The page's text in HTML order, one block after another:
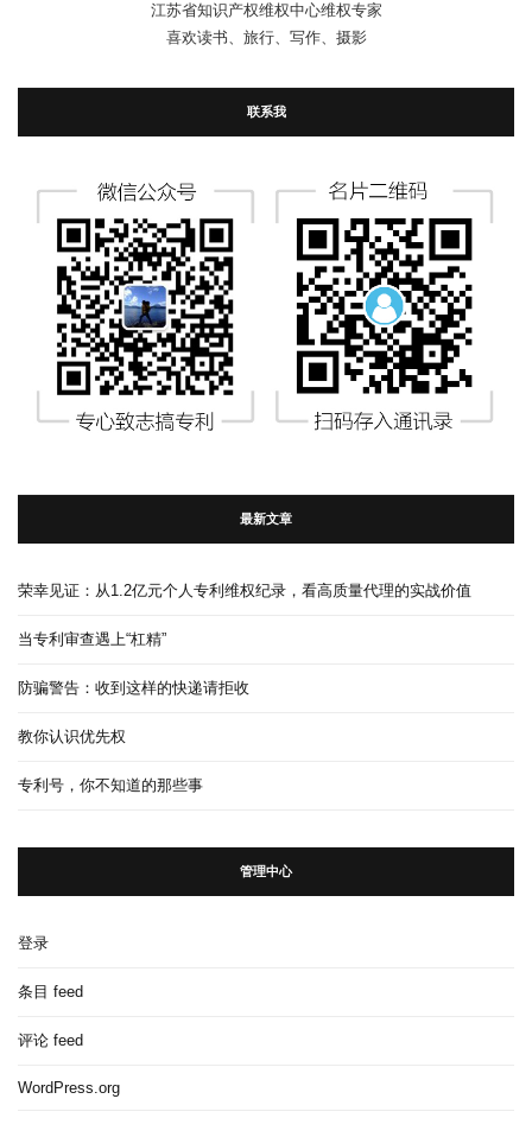
江苏省知识产权维权中心维权专家
喜欢读书、旅行、写作、摄影
联系我
最新文章
荣幸见证：从1.2亿元个人专利维权纪录，看高质量代理的实战价值
当专利审查遇上“杠精”
防骗警告：收到这样的快递请拒收
教你认识优先权
专利号，你不知道的那些事
管理中心
登录
条目 feed
评论 feed
WordPress.org